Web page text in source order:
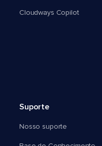
Cloudways Copilot
Suporte
Nosso suporte